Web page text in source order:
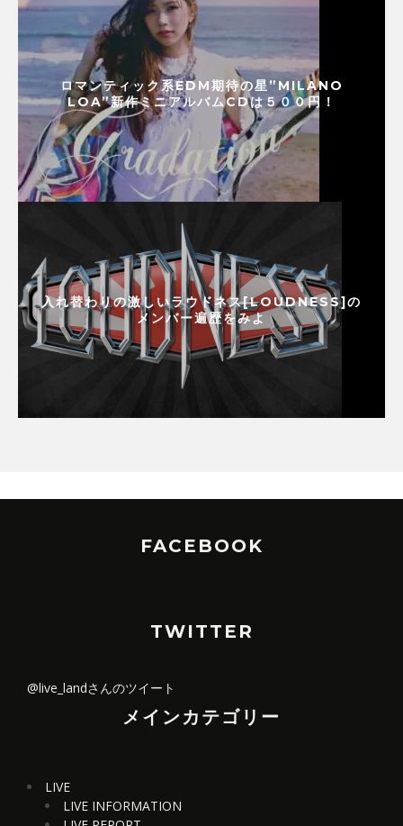
ロマンティック系EDM期待の星”MILANO
LOA”新作ミニアルバムCDは５００円！
入れ替わりの激しいラウドネス[LOUDNESS]の
メンバー遍歴をみよ
FACEBOOK
TWITTER
@live_landさんのツイート
メインカテゴリー
LIVE
LIVE INFORMATION